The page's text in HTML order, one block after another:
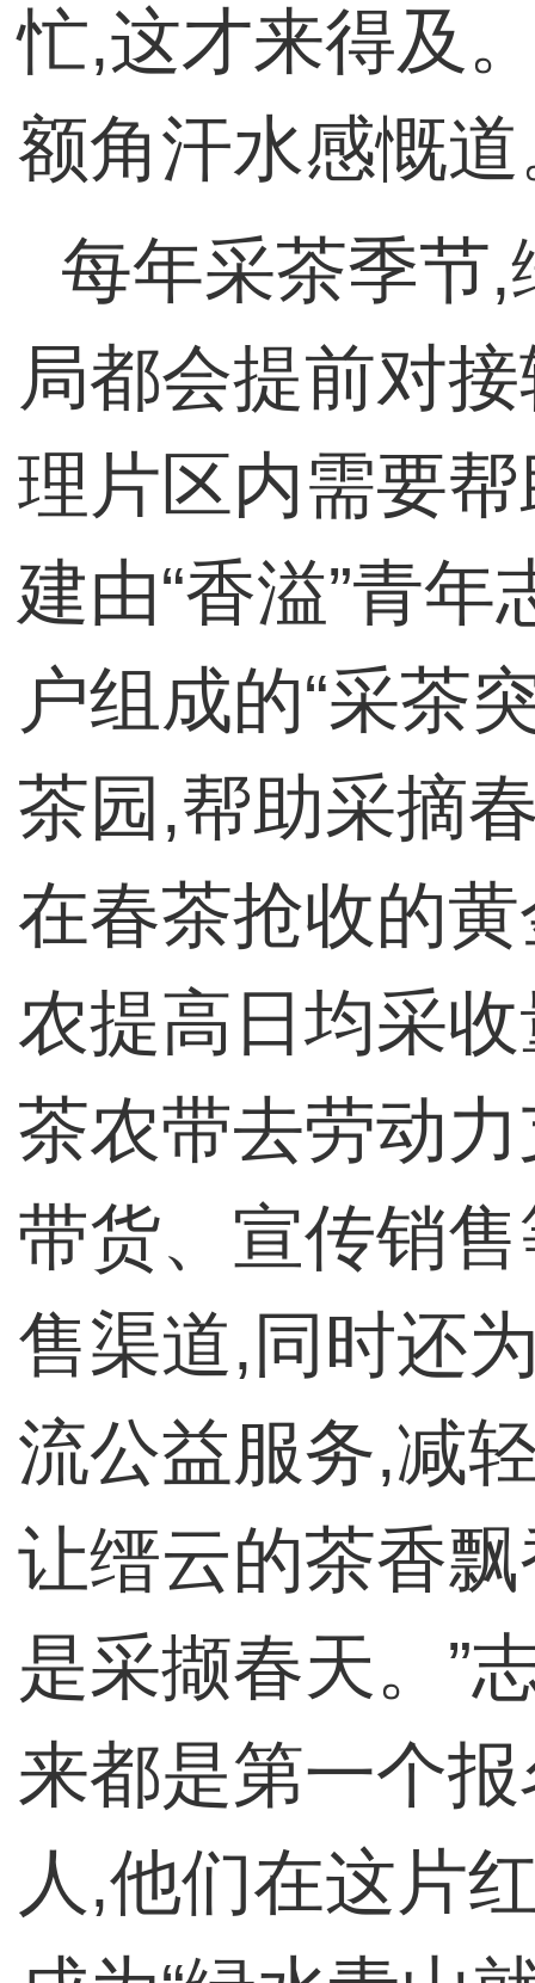
忙,这才来得及
额角汗水感慨
每年采茶季节
局都会提前对
理片区内需要
建由“香溢”青
户组成的“采茶
茶园,帮助采摘
在春茶抢收的
农提高日均采
茶农带去劳动
带货、宣传销
售渠道,同时还
流公益服务,减
让缙云的茶香
是采撷春天。”
来都是第一个
人,他们在这片